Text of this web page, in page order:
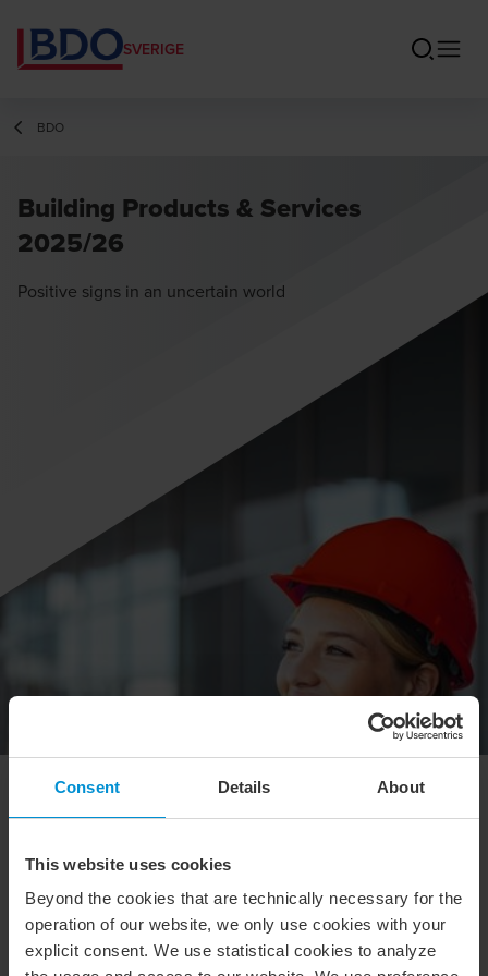
Consent Details About
This website uses cookies
Beyond the cookies that are technically necessary for the
operation of our website, we only use cookies with your
explicit consent. We use statistical cookies to analyze
SVERIGE
BDO
Building Products & Services
2025/26
Positive signs in an uncertain world
Ovanligt många bolagsköp i
byggsektorn
Under 2024 genomförde svenska företag totalt 87
förvärv av bolag inom denna nisch, vilket placerar
Sverige på tredje plats globalt efter USA och
Storbritannien. Detta enligt BDO:s rapport Building